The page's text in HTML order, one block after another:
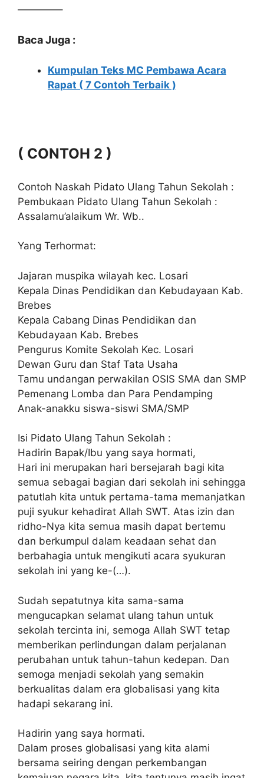
————–
Baca Juga :
Kumpulan Teks MC Pembawa Acara
Rapat ( 7 Contoh Terbaik )
( CONTOH 2 )
Contoh Naskah Pidato Ulang Tahun Sekolah :
Pembukaan Pidato Ulang Tahun Sekolah :
Assalamu’alaikum Wr. Wb..
Yang Terhormat:
Jajaran muspika wilayah kec. Losari
Kepala Dinas Pendidikan dan Kebudayaan Kab.
Brebes
Kepala Cabang Dinas Pendidikan dan
Kebudayaan Kab. Brebes
Pengurus Komite Sekolah Kec. Losari
Dewan Guru dan Staf Tata Usaha
Tamu undangan perwakilan OSIS SMA dan SMP
Pemenang Lomba dan Para Pendamping
Anak-anakku siswa-siswi SMA/SMP
Isi Pidato Ulang Tahun Sekolah :
Hadirin Bapak/Ibu yang saya hormati,
Hari ini merupakan hari bersejarah bagi kita
semua sebagai bagian dari sekolah ini sehingga
patutlah kita untuk pertama-tama memanjatkan
puji syukur kehadirat Allah SWT. Atas izin dan
ridho-Nya kita semua masih dapat bertemu
dan berkumpul dalam keadaan sehat dan
berbahagia untuk mengikuti acara syukuran
sekolah ini yang ke-(…).
Sudah sepatutnya kita sama-sama
mengucapkan selamat ulang tahun untuk
sekolah tercinta ini, semoga Allah SWT tetap
memberikan perlindungan dalam perjalanan
perubahan untuk tahun-tahun kedepan. Dan
semoga menjadi sekolah yang semakin
berkualitas dalam era globalisasi yang kita
hadapi sekarang ini.
Hadirin yang saya hormati.
Dalam proses globalisasi yang kita alami
bersama seiring dengan perkembangan